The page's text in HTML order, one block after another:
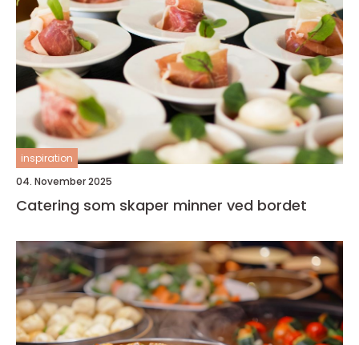
inspiration
04. November 2025
Catering som skaper minner ved bordet